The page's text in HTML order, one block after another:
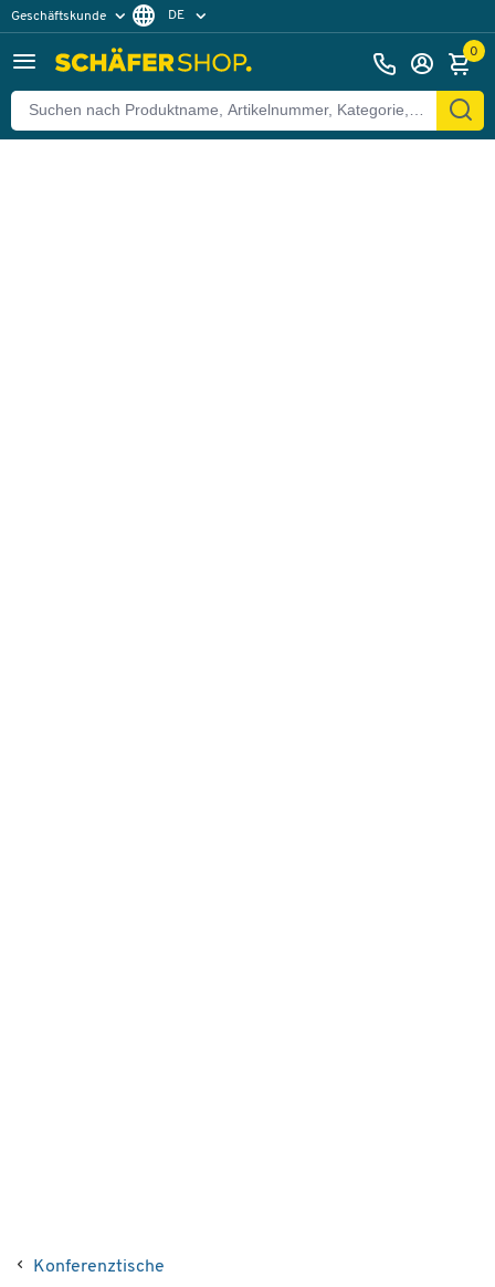
Geschäftskunde DE
0
Konferenztische
Zurück